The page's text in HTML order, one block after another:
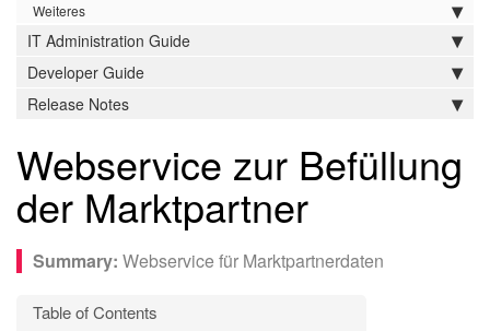
Weiteres
IT Administration Guide
Developer Guide
Release Notes
Webservice zur Befüllung
der Marktpartner
Webservice für Marktpartnerdaten